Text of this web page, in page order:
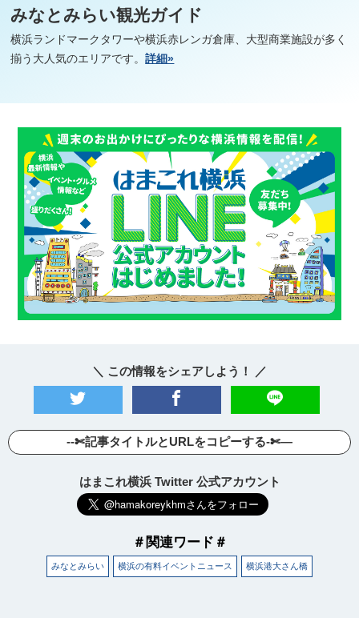
みなとみらい観光ガイド
横浜ランドマークタワーや横浜赤レンガ倉庫、大型商業施設が多く
揃う大人気のエリアです。詳細»
＼ この情報をシェアしよう！ ／
--✄記事タイトルとURLをコピーする-✄—
はまこれ横浜 Twitter 公式アカウント
＃関連ワード＃
みなとみらい 横浜の有料イベントニュース 横浜港大さん橋